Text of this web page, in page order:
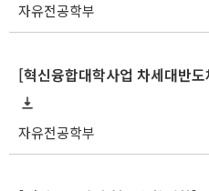
자유전공학부
자유전공학부